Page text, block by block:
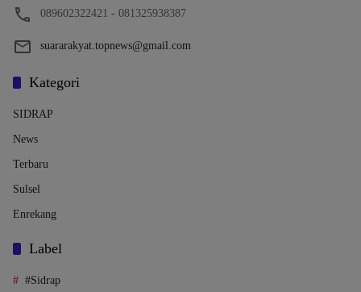
089602322421 - 081325938387
suararakyat.topnews@gmail.com
Kategori
SIDRAP
News
Terbaru
Sulsel
Enrekang
Label
#Sidrap